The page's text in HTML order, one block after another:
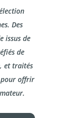
Des
issus de
de
et traités
pour offrir